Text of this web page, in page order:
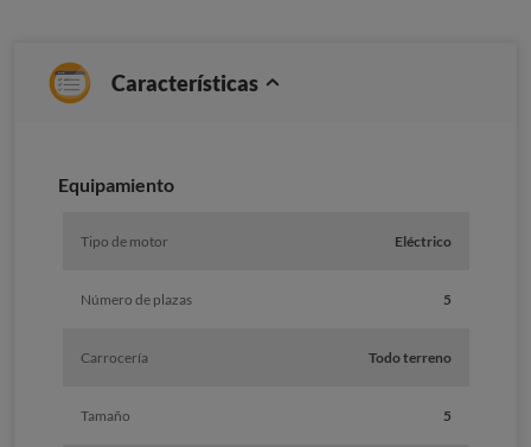
Características
Equipamiento
Tipo de motor Eléctrico
Número de plazas 5
Carrocería Todo terreno
Tamaño 5